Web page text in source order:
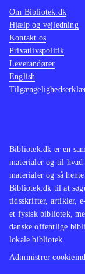
Bibliotek.dk er en
materialer og til
materialer og så
Bibliotek.dk til at
tidsskrifter, artikler,
et fysisk bibliotek,
danske offentlige
lokale bibliotek.
Administrer
Om Bibliotek.dk
Hjælp og vejledning
Kontakt os
Privatlivspolitik
Leverandører
English